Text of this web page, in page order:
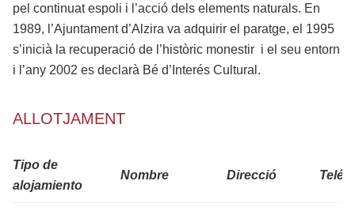
pel continuat espoli i l’acció dels elements naturals. En
1989, l’Ajuntament d’Alzira va adquirir el paratge, el 1995
s’inicià la recuperació de l’històric monestir i el seu entorn
i l’any 2002 es declarà Bé d’Interés Cultural.
ALLOTJAMENT
Tipo de
alojamiento
Nombre Direcció